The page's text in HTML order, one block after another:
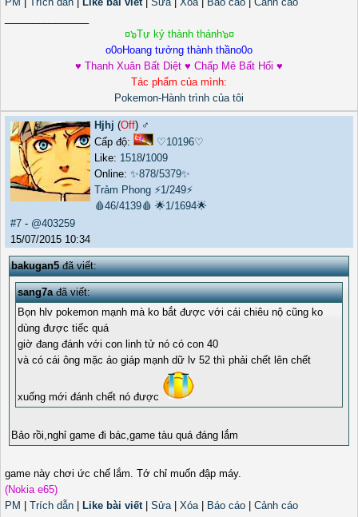
¤๖Tự kỷ thành thánh๖¤
o0oHoang tưởng thành thầno0o
♥ Thanh Xuân Bất Diệt ♥ Chấp Mê Bất Hối ♥
Tác phẩm của mình:
Pokemon-Hành trình của tôi
Hjhj (Off) ♂️
Cấp độ:
♡10196♡
Like: 1518/1009
Online: ✨878/5379✨
Trảm Phong ⚡1/249⚡
🩸46/4139🩸 🌟1/1694🌟
#7 - @403259
15/07/2015 10:34
bakugan5đã viết:
sang7ađã viết:
Bọn hlv pokemon mạnh mà ko bắt được với cái chiêu nộ cũng ko
dùng được tiếc quá
giờ đang đánh với con linh tử nó có con 40
và có cái ông mặc áo giáp mạnh dữ lv 52 thì phải chết lên chết
xuống mới đánh chết nó được
Bảo rồi,nghỉ game đi bác,game tàu quá đáng lắm
game này chơi ức chế lắm. Tớ chỉ muốn đập máy.
(Nokia e65)
PM
Trích dẫn Like bài viết| Sửa| Xóa| Báo cáo
Cảnh cáo